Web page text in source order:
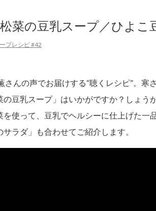
菜の豆乳スープ／ひよ
プレシピ #42
さんの声でお届けする“聴くレシピ”。寒
の豆乳スープ」はいかがですか？しょう
を使って、豆乳でヘルシーに仕上げた一
ラダ」も合わせてご紹介します。